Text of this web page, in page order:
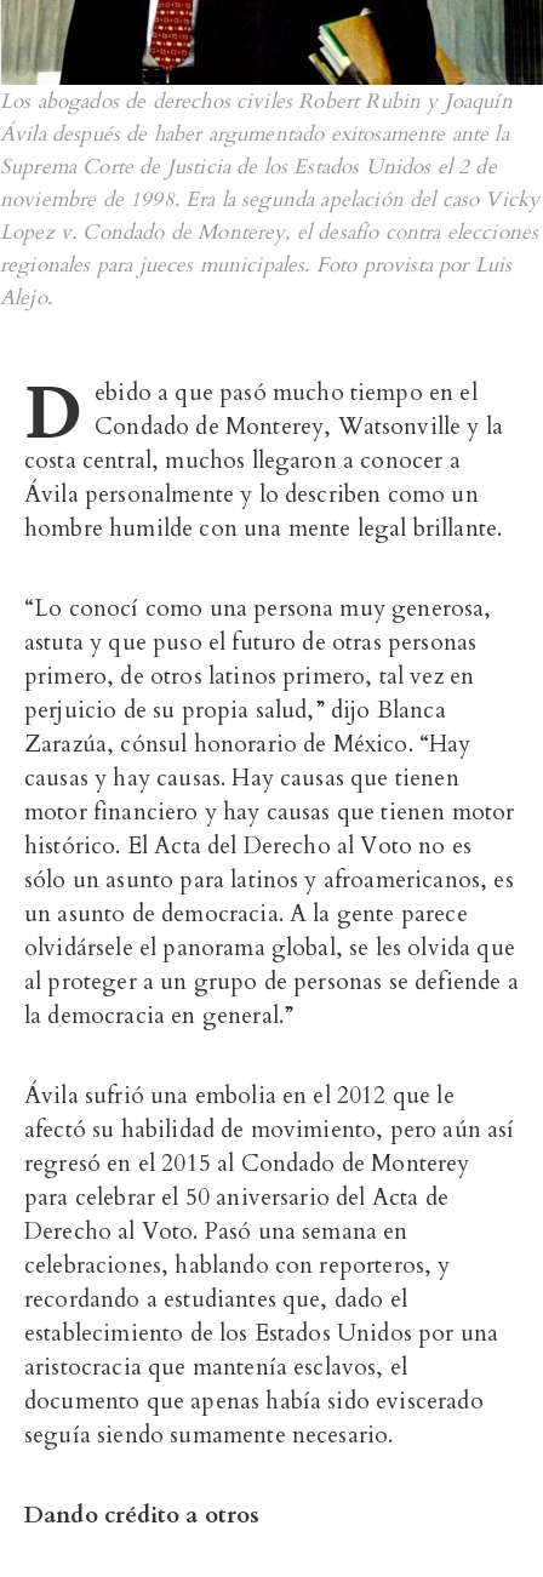
Los abogados de derechos civiles Robert Rubin y Joaquín
Ávila después de haber argumentado exitosamente ante la
Suprema Corte de Justicia de los Estados Unidos el 2 de
noviembre de 1998. Era la segunda apelación del caso Vicky
Lopez v. Condado de Monterey, el desafío contra elecciones
regionales para jueces municipales. Foto provista por Luis
Alejo.
D ebido a que pasó mucho tiempo en el
Condado de Monterey, Watsonville y la
costa central, muchos llegaron a conocer a
Ávila personalmente y lo describen como un
hombre humilde con una mente legal brillante.
“Lo conocí como una persona muy generosa,
astuta y que puso el futuro de otras personas
primero, de otros latinos primero, tal vez en
perjuicio de su propia salud,” dijo Blanca
Zarazúa, cónsul honorario de México. “Hay
causas y hay causas. Hay causas que tienen
motor financiero y hay causas que tienen motor
histórico. El Acta del Derecho al Voto no es
sólo un asunto para latinos y afroamericanos, es
un asunto de democracia. A la gente parece
olvidársele el panorama global, se les olvida que
al proteger a un grupo de personas se defiende a
la democracia en general.”
Ávila sufrió una embolia en el 2012 que le
afectó su habilidad de movimiento, pero aún así
regresó en el 2015 al Condado de Monterey
para celebrar el 50 aniversario del Acta de
Derecho al Voto. Pasó una semana en
celebraciones, hablando con reporteros, y
recordando a estudiantes que, dado el
establecimiento de los Estados Unidos por una
aristocracia que mantenía esclavos, el
documento que apenas había sido eviscerado
seguía siendo sumamente necesario.
Dando crédito a otros